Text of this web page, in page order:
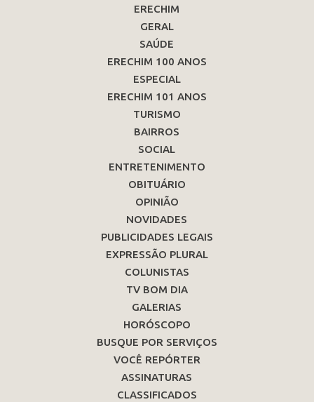
ERECHIM
GERAL
SAÚDE
ERECHIM 100 ANOS
ESPECIAL
ERECHIM 101 ANOS
TURISMO
BAIRROS
SOCIAL
ENTRETENIMENTO
OBITUÁRIO
OPINIÃO
NOVIDADES
PUBLICIDADES LEGAIS
EXPRESSÃO PLURAL
COLUNISTAS
TV BOM DIA
GALERIAS
HORÓSCOPO
BUSQUE POR SERVIÇOS
VOCÊ REPÓRTER
ASSINATURAS
CLASSIFICADOS